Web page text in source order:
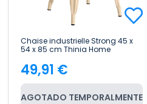
Chaise industrielle Strong 45 x
54 x 85 cm Thinia Home
Price
49,91 €
AGOTADO TEMPORALMENTE